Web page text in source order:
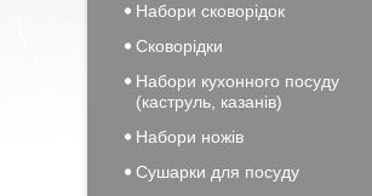
Набори сковорідок
Сковорідки
Набори кухонного посуду
(каструль, казанів)
Набори ножів
Сушарки для посуду